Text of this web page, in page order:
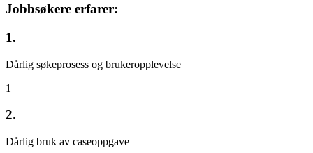
Jobbsøkere erfarer:
1.
Dårlig søkeprosess og brukeropplevelse
1
2.
Dårlig bruk av caseoppgave